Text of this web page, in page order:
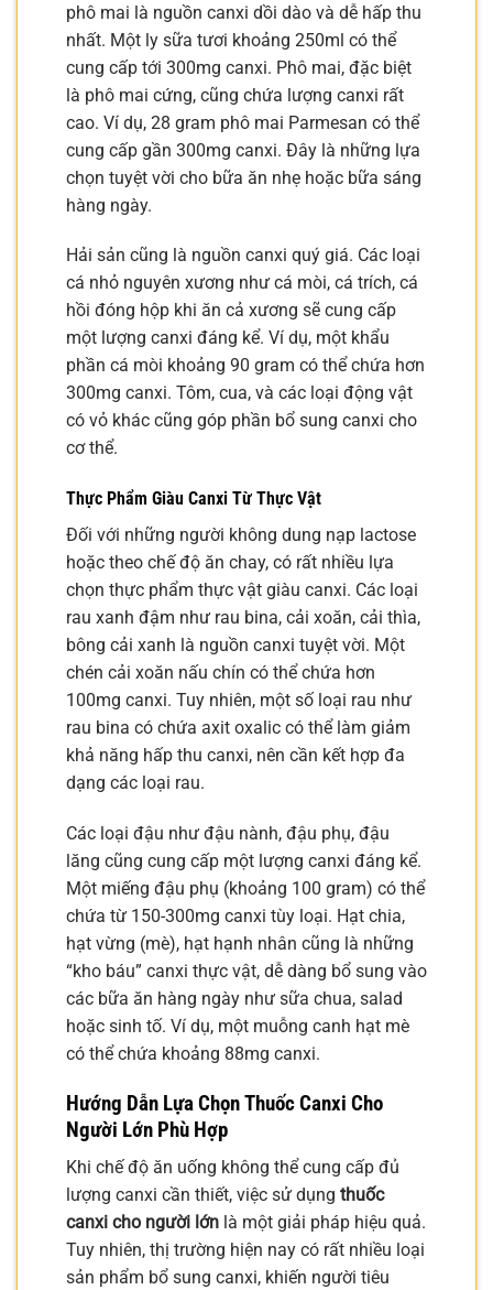
phô mai là nguồn canxi dồi dào và dễ hấp thu
nhất. Một ly sữa tươi khoảng 250ml có thể
cung cấp tới 300mg canxi. Phô mai, đặc biệt
là phô mai cứng, cũng chứa lượng canxi rất
cao. Ví dụ, 28 gram phô mai Parmesan có thể
cung cấp gần 300mg canxi. Đây là những lựa
chọn tuyệt vời cho bữa ăn nhẹ hoặc bữa sáng
hàng ngày.
Hải sản cũng là nguồn canxi quý giá. Các loại
cá nhỏ nguyên xương như cá mòi, cá trích, cá
hồi đóng hộp khi ăn cả xương sẽ cung cấp
một lượng canxi đáng kể. Ví dụ, một khẩu
phần cá mòi khoảng 90 gram có thể chứa hơn
300mg canxi. Tôm, cua, và các loại động vật
có vỏ khác cũng góp phần bổ sung canxi cho
cơ thể.
Thực Phẩm Giàu Canxi Từ Thực Vật
Đối với những người không dung nạp lactose
hoặc theo chế độ ăn chay, có rất nhiều lựa
chọn thực phẩm thực vật giàu canxi. Các loại
rau xanh đậm như rau bina, cải xoăn, cải thìa,
bông cải xanh là nguồn canxi tuyệt vời. Một
chén cải xoăn nấu chín có thể chứa hơn
100mg canxi. Tuy nhiên, một số loại rau như
rau bina có chứa axit oxalic có thể làm giảm
khả năng hấp thu canxi, nên cần kết hợp đa
dạng các loại rau.
Các loại đậu như đậu nành, đậu phụ, đậu
lăng cũng cung cấp một lượng canxi đáng kể.
Một miếng đậu phụ (khoảng 100 gram) có thể
chứa từ 150-300mg canxi tùy loại. Hạt chia,
hạt vừng (mè), hạt hạnh nhân cũng là những
“kho báu” canxi thực vật, dễ dàng bổ sung vào
các bữa ăn hàng ngày như sữa chua, salad
hoặc sinh tố. Ví dụ, một muỗng canh hạt mè
có thể chứa khoảng 88mg canxi.
Hướng Dẫn Lựa ChọnThuốc Canxi Cho
Người Lớn Phù Hợp
Khi chế độ ăn uống không thể cung cấp đủ
lượng canxi cần thiết, việc sử dụng thuốc
canxi cho người lớn là một giải pháp hiệu quả.
Tuy nhiên, thị trường hiện nay có rất nhiều loại
sản phẩm bổ sung canxi, khiến người tiêu